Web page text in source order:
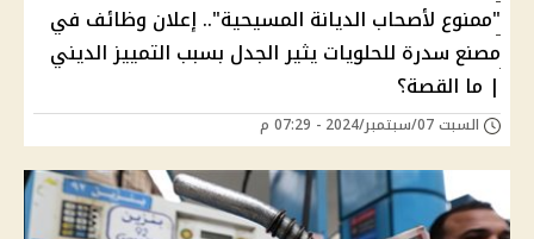
"ممنوع لأصحاب الديانة المسيحية".. إعلان وظائف في
مصنع سدرة للحلويات يثير الجدل بسبب التمييز الديني
| ما القصة؟
السبت 07/سبتمبر/2024 - 07:29 م